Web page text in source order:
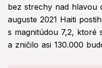
bez strechy nad hlavou
auguste 2021 Haiti
s magnitúdou 7,2, ktoré
a zničilo asi 130.000